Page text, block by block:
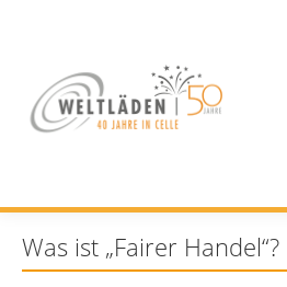
Was ist „Fairer Handel“?